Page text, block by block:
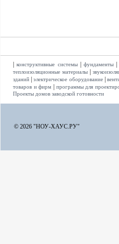
|конструктивные системы|фундаменты
теплоизоляционные материалы|
зданий |электрическое оборудование|
товаров и фирм программы для
Проекты домов заводской готовности
© 2026 "НОУ-ХАУС.РУ"